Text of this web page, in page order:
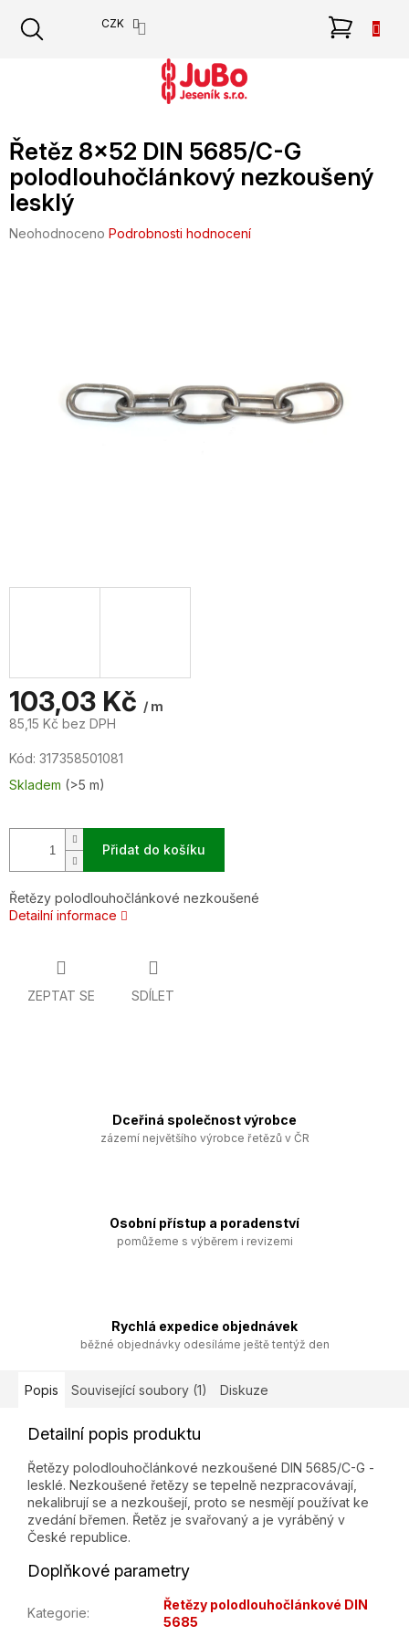
obsah
CZK
Řetěz 8x52 DIN 5685/C-G
polodlouhočlánkový nezkoušený
lesklý
Průměrné
Neohodnoceno Podrobnosti hodnocení
103,03 Kč / m
85,15 Kč bez DPH
cena:
Kód: 317358501081
Skladem (>5 m)
Přidat do košíku
Řetězy polodlouhočlánkové nezkoušené
Detailní informace
ZEPTAT SE SDÍLET
Dceřiná společnost výrobce
zázemí největšího výrobce řetězů v ČR
Osobní přístup a poradenství
pomůžeme s výběrem i revizemi
Rychlá expedice objednávek
běžné objednávky odesíláme ještě tentýž den
Popis Související soubory (1) Diskuze
Detailní popis produktu
Řetězy polodlouhočlánkové nezkoušené DIN 5685/C-G -
lesklé. Nezkoušené řetězy se tepelně nezpracovávají,
nekalibrují se a nezkoušejí, proto se nesmějí používat ke
zvedání břemen. Řetěz je svařovaný a je vyráběný v
České republice.
Doplňkové parametry
Kategorie:
Řetězy polodlouhočlánkové DIN
5685